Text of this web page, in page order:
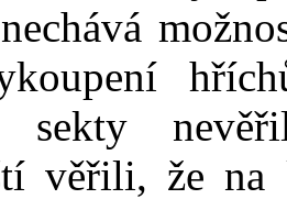
sekty
věřili, že